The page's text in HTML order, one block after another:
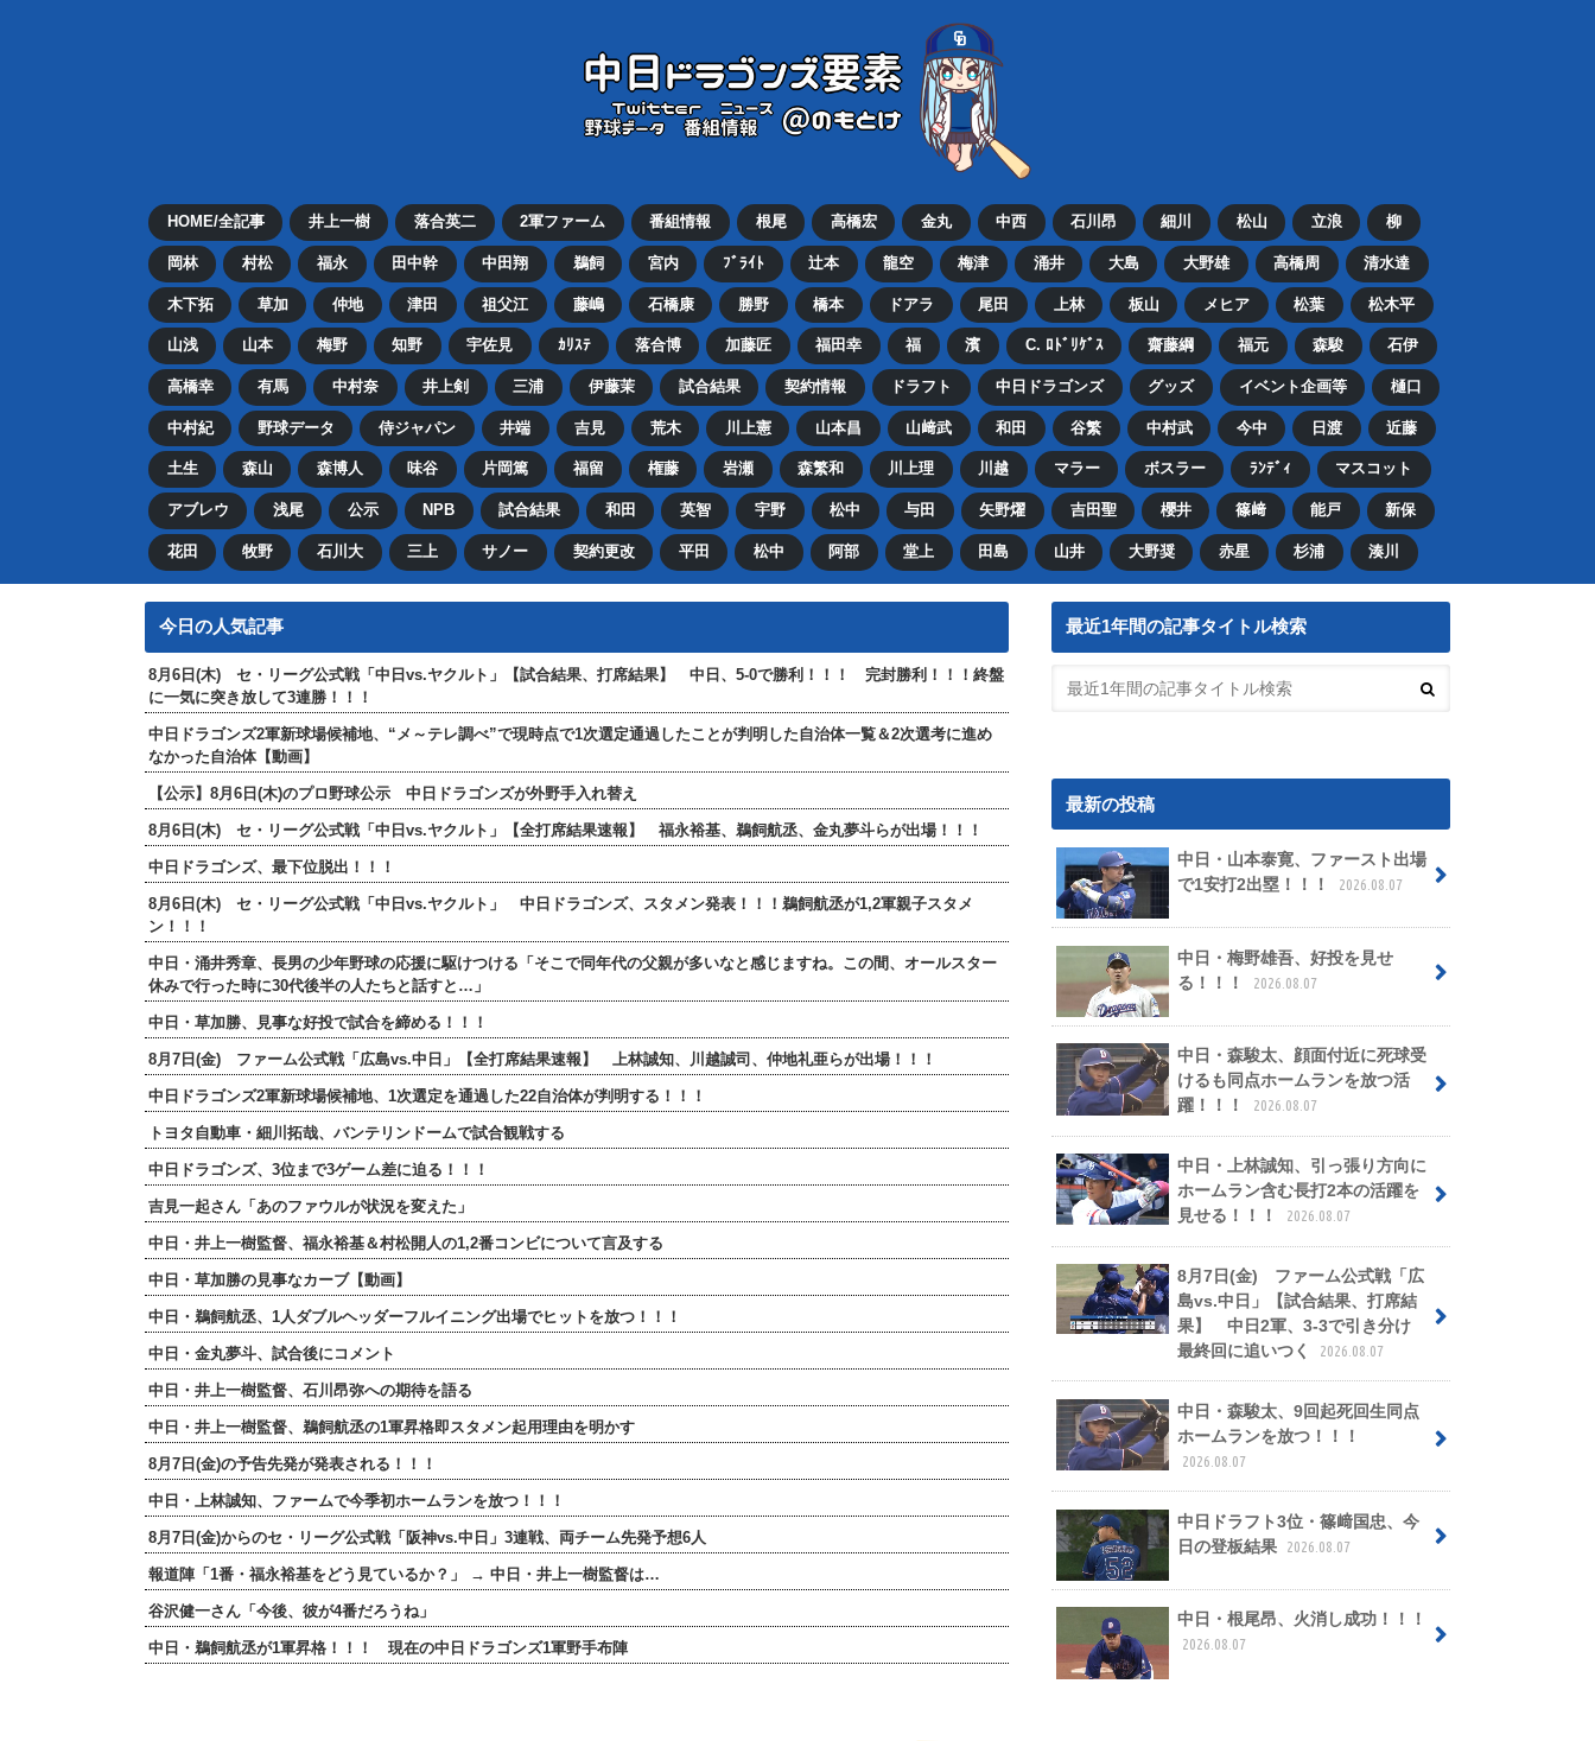
HOME/全記事 井上一樹 落合英二 2軍ファーム 番組情報 根尾 高橋宏 金丸 中西 石川昂 細川 松山 立浪 柳
岡林 村松 福永 田中幹 中田翔 鵜飼 宮内 ﾌﾞﾗｲﾄ 辻本 龍空 梅津 涌井 大島 大野雄 高橋周 清水達
木下拓 草加 仲地 津田 祖父江 藤嶋 石橋康 勝野 橋本 ドアラ 尾田 上林 板山 メヒア 松葉 松木平
山浅 山本 梅野 知野 宇佐見 ｶﾘｽﾃ 落合博 加藤匠 福田幸 福 濱 C. ﾛﾄﾞﾘｹﾞｽ 齋藤綱 福元 森駿 石伊
高橋幸 有馬 中村奈 井上剣 三浦 伊藤茉 試合結果 契約情報 ドラフト 中日ドラゴンズ グッズ イベント企画等 樋口
中村紀 野球データ 侍ジャパン 井端 吉見 荒木 川上憲 山本昌 山﨑武 和田 谷繁 中村武 今中 日渡 近藤
土生 森山 森博人 味谷 片岡篤 福留 権藤 岩瀬 森繁和 川上理 川越 マラー ボスラー ﾗﾝﾃﾞｨ マスコット
アブレウ 浅尾 公示 NPB 試合結果 和田 英智 宇野 松中 与田 矢野燿 吉田聖 櫻井 篠﨑 能戸 新保
花田 牧野 石川大 三上 サノー 契約更改 平田 松中 阿部 堂上 田島 山井 大野奨 赤星 杉浦 湊川
今日の人気記事
8月6日(木) セ・リーグ公式戦「中日vs.ヤクルト」【試合結果、打席結果】 中日、5-0で勝利！！！ 完封勝利！！！終盤
に一気に突き放して3連勝！！！
中日ドラゴンズ2軍新球場候補地、“メ～テレ調べ”で現時点で1次選定通過したことが判明した自治体一覧＆2次選考に進め
なかった自治体【動画】
【公示】8月6日(木)のプロ野球公示 中日ドラゴンズが外野手入れ替え
8月6日(木) セ・リーグ公式戦「中日vs.ヤクルト」【全打席結果速報】 福永裕基、鵜飼航丞、金丸夢斗らが出場！！！
中日ドラゴンズ、最下位脱出！！！
8月6日(木) セ・リーグ公式戦「中日vs.ヤクルト」 中日ドラゴンズ、スタメン発表！！！鵜飼航丞が1,2軍親子スタメ
ン！！！
中日・涌井秀章、長男の少年野球の応援に駆けつける「そこで同年代の父親が多いなと感じますね。この間、オールスター
休みで行った時に30代後半の人たちと話すと…」
中日・草加勝、見事な好投で試合を締める！！！
8月7日(金) ファーム公式戦「広島vs.中日」【全打席結果速報】 上林誠知、川越誠司、仲地礼亜らが出場！！！
中日ドラゴンズ2軍新球場候補地、1次選定を通過した22自治体が判明する！！！
トヨタ自動車・細川拓哉、バンテリンドームで試合観戦する
中日ドラゴンズ、3位まで3ゲーム差に迫る！！！
吉見一起さん「あのファウルが状況を変えた」
中日・井上一樹監督、福永裕基＆村松開人の1,2番コンビについて言及する
中日・草加勝の見事なカーブ【動画】
中日・鵜飼航丞、1人ダブルヘッダーフルイニング出場でヒットを放つ！！！
中日・金丸夢斗、試合後にコメント
中日・井上一樹監督、石川昂弥への期待を語る
中日・井上一樹監督、鵜飼航丞の1軍昇格即スタメン起用理由を明かす
8月7日(金)の予告先発が発表される！！！
中日・上林誠知、ファームで今季初ホームランを放つ！！！
8月7日(金)からのセ・リーグ公式戦「阪神vs.中日」3連戦、両チーム先発予想6人
報道陣「1番・福永裕基をどう見ているか？」 → 中日・井上一樹監督は…
谷沢健一さん「今後、彼が4番だろうね」
中日・鵜飼航丞が1軍昇格！！！ 現在の中日ドラゴンズ1軍野手布陣
最近1年間の記事タイトル検索
最新の投稿
中日・山本泰寛、ファースト出場
で1安打2出塁！！！
2026.08.07
中日・梅野雄吾、好投を見せ
る！！！
2026.08.07
中日・森駿太、顔面付近に死球受
けるも同点ホームランを放つ活
躍！！！
2026.08.07
中日・上林誠知、引っ張り方向に
ホームラン含む長打2本の活躍を
見せる！！！
2026.08.07
8月7日(金) ファーム公式戦「広
島vs.中日」【試合結果、打席結
果】 中日2軍、3-3で引き分け
最終回に追いつく
2026.08.07
中日・森駿太、9回起死回生同点
ホームランを放つ！！！
2026.08.07
中日ドラフト3位・篠﨑国忠、今
日の登板結果
2026.08.07
中日・根尾昂、火消し成功！！！
2026.08.07